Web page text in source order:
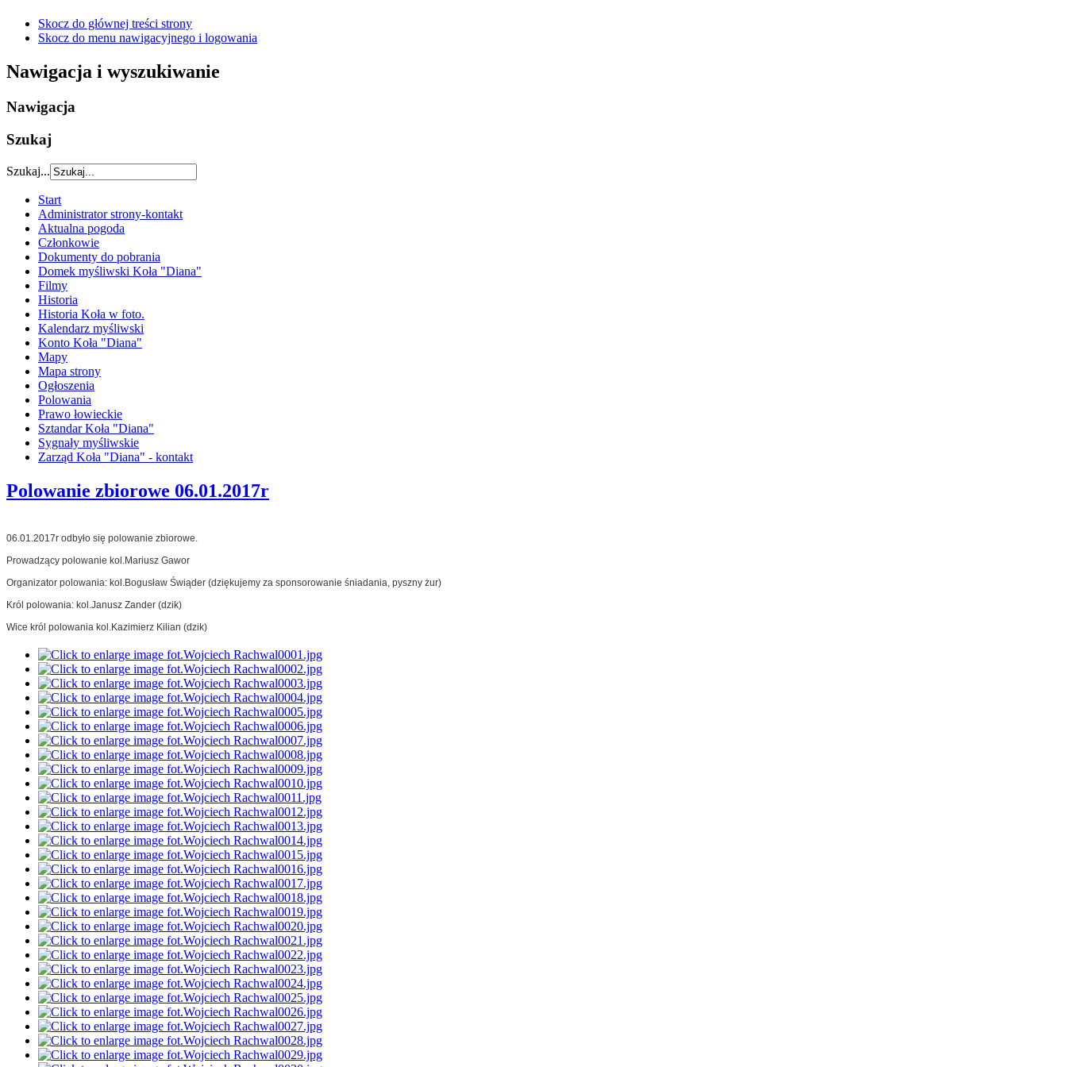
Skocz do głównej treści strony
Skocz do menu nawigacyjnego i logowania
Nawigacja i wyszukiwanie
Nawigacja
Szukaj
Szukaj...
Start
Administrator strony-kontakt
Aktualna pogoda
Członkowie
Dokumenty do pobrania
Domek myśliwski Koła "Diana"
Filmy
Historia
Historia Koła w foto.
Kalendarz myśliwski
Konto Koła "Diana"
Mapy
Mapa strony
Ogłoszenia
Polowania
Prawo łowieckie
Sztandar Koła "Diana"
Sygnały myśliwskie
Zarząd Koła "Diana" - kontakt
Polowanie zbiorowe 06.01.2017r
06.01.2017r odbyło się polowanie zbiorowe.
Prowadzący polowanie kol.Mariusz Gawor
Organizator polowania: kol.Bogusław Świąder (dziękujemy za sponsorowanie śniadania, pyszny żur)
Król polowania: kol.Janusz Zander (dzik)
Wice król polowania kol.Kazimierz Kilian (dzik)